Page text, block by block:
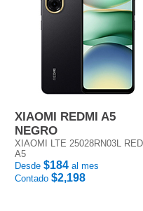
XIAOMI REDMI A5
NEGRO
XIAOMI LTE 25028RN03L
A5
Desde $184 al mes
Contado $2,198